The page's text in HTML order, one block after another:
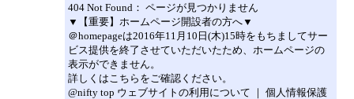
404 Not Found： ページが見つかりません
▼【重要】ホームページ開設者の方へ▼
＠homepageは2016年11月10日(木)15時をもちましてサー
ビス提供を終了させていただいたため、ホームページの
表示ができません。
詳しくはこちらをご確認ください。
@nifty top ウェブサイトの利用について ｜ 個人情報保護